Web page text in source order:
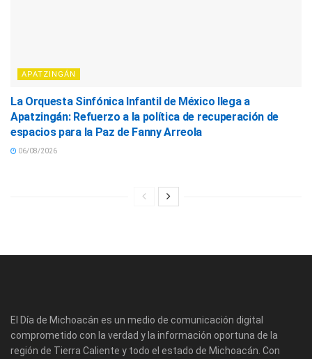
APATZINGÁN
La Orquesta Sinfónica Infantil de México llega a
Apatzingán: Refuerzo a la política de recuperación de
espacios para la Paz de Fanny Arreola
06/08/2026
El Día de Michoacán es un medio de comunicación digital
comprometido con la verdad y la información oportuna de la
región de Tierra Caliente y todo el estado de Michoacán. Con